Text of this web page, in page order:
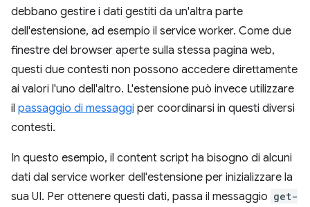
debbano gestire i dati gestiti da un'altra parte
dell'estensione, ad esempio il service worker. Come due
finestre del browser aperte sulla stessa pagina web,
questi due contesti non possono accedere direttamente
ai valori l'uno dell'altro. L'estensione può invece utilizzare
il passaggio di messaggi per coordinarsi in questi diversi
contesti.
In questo esempio, il content script ha bisogno di alcuni
dati dal service worker dell'estensione per inizializzare la
sua UI. Per ottenere questi dati, passa il messaggio get-